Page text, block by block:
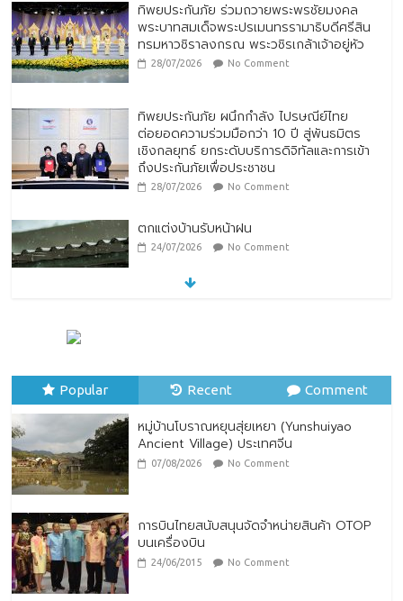
ทิพยประกันภัย ร่วมถวายพระพรชัยมงคล
พระบาทสมเด็จพระปรเมนทรรามาธิบดีศรีสิน
ทรมหาวชิราลงกรณ พระวชิรเกล้าเจ้าอยู่หัว
28/07/2026 No Comment
ทิพยประกันภัย ผนึกกำลัง ไปรษณีย์ไทย
ต่อยอดความร่วมมือกว่า 10 ปี สู่พันธมิตร
เชิงกลยุทธ์ ยกระดับบริการดิจิทัลและการเข้า
ถึงประกันภัยเพื่อประชาชน
28/07/2026 No Comment
ตกแต่งบ้านรับหน้าฝน
24/07/2026 No Comment
Popular Recent Comment
หมู่บ้านโบราณหยุนสุ่ยเหยา (Yunshuiyao
Ancient Village) ประเทศจีน
07/08/2026 No Comment
การบินไทยสนับสนุนจัดจำหน่ายสินค้า OTOP
บนเครื่องบิน
24/06/2015 No Comment